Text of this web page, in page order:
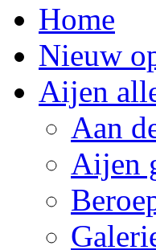
Home
Nieuw
Aijen
Aan
Aijen